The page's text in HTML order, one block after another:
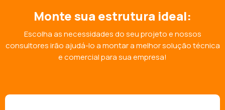
Monte sua estrutura ideal:
Escolha as necessidades do seu projeto e nossos
consultores irão ajudá-lo a montar a melhor solução técnica
e comercial para sua empresa!